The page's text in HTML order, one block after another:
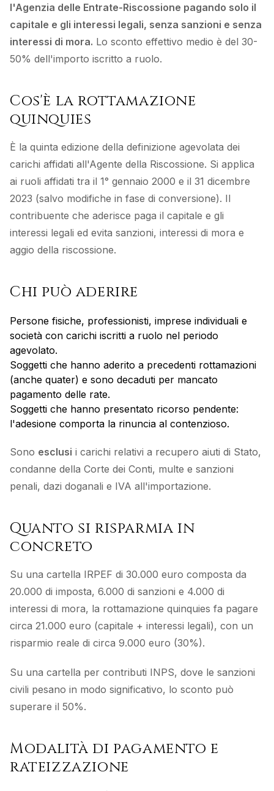
l'Agenzia delle Entrate-Riscossione pagando solo il
capitale e gli interessi legali, senza sanzioni e senza
interessi di mora. Lo sconto effettivo medio è del 30-
50% dell'importo iscritto a ruolo.
Cos'è la rottamazione
quinquies
È la quinta edizione della definizione agevolata dei
carichi affidati all'Agente della Riscossione. Si applica
ai ruoli affidati tra il 1° gennaio 2000 e il 31 dicembre
2023 (salvo modifiche in fase di conversione). Il
contribuente che aderisce paga il capitale e gli
interessi legali ed evita sanzioni, interessi di mora e
aggio della riscossione.
Chi può aderire
Persone fisiche, professionisti, imprese individuali e
società con carichi iscritti a ruolo nel periodo
agevolato.
Soggetti che hanno aderito a precedenti rottamazioni
(anche quater) e sono decaduti per mancato
pagamento delle rate.
Soggetti che hanno presentato ricorso pendente:
l'adesione comporta la rinuncia al contenzioso.
Sono esclusi i carichi relativi a recupero aiuti di Stato,
condanne della Corte dei Conti, multe e sanzioni
penali, dazi doganali e IVA all'importazione.
Quanto si risparmia in
concreto
Su una cartella IRPEF di 30.000 euro composta da
20.000 di imposta, 6.000 di sanzioni e 4.000 di
interessi di mora, la rottamazione quinquies fa pagare
circa 21.000 euro (capitale + interessi legali), con un
risparmio reale di circa 9.000 euro (30%).
Su una cartella per contributi INPS, dove le sanzioni
civili pesano in modo significativo, lo sconto può
superare il 50%.
Modalità di pagamento e
rateizzazione